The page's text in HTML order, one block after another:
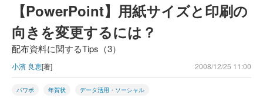
【PowerPoint】用紙サイズと印刷の
向きを変更するには？
配布資料に関するTips（3）
小濱 良恵[著] 2008/12/25 11:00
パワポ 年賀状 データ活用・ソーシャル